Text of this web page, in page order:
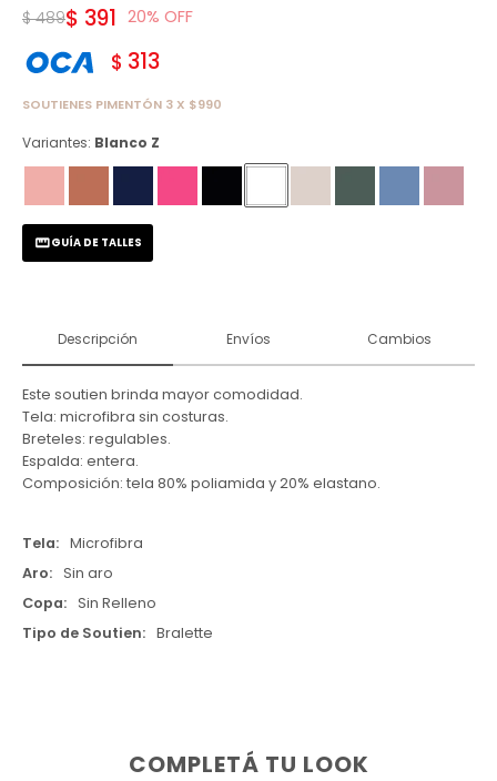
$ 391
$ 489 20
$ 313
SOUTIENES PIMENTÓN 3 X $990
Variantes: Blanco Z
GUÍA DE TALLES
Descripción Envíos Cambios
Este soutien brinda mayor comodidad.
Tela: microfibra sin costuras.
Breteles: regulables.
Espalda: entera.
Composición: tela 80% poliamida y 20% elastano.
Tela
Microfibra
Aro
Sin aro
Copa
Sin Relleno
Tipo de Soutien
Bralette
COMPLETÁ TU LOOK